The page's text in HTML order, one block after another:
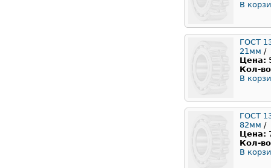
В
ГОСТ
21мм /
Цена:
Кол-
В
ГОСТ
82мм /
Цена:
Кол-
В